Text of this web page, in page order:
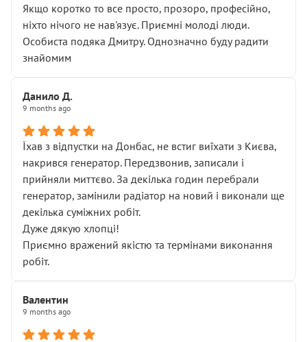
Якщо коротко то все просто, прозоро, професійно,
ніхто нічого не нав'язує. Приємні молоді люди.
Особиста подяка Дмитру. Однозначно буду радити
знайомим
Данило Д.
9 months ago
Їхав з відпустки на Донбас, не встиг виїхати з Києва,
накрився генератор. Передзвонив, записали і
прийняли миттєво. За декілька годин перебрали
генератор, замінили радіатор на новий і виконали ще
декілька суміжних робіт.
Дуже дякую хлопці!
Приємно вражений якістю та термінами виконання
робіт.
Валентин
9 months ago